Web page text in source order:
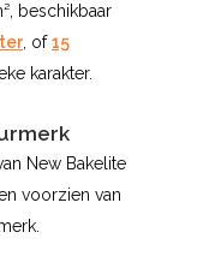
beschikbaar
, of15
karakter.
New Bakelite
voorzien van